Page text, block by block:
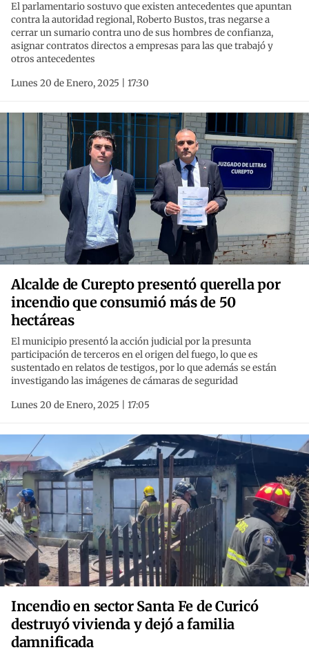
El parlamentario sostuvo que existen antecedentes que apuntan
contra la autoridad regional, Roberto Bustos, tras negarse a
cerrar un sumario contra uno de sus hombres de confianza,
asignar contratos directos a empresas para las que trabajó y
otros antecedentes
Lunes 20 de Enero, 2025 | 17:30
Alcalde de Curepto presentó querella por
incendio que consumió más de 50
hectáreas
El municipio presentó la acción judicial por la presunta
participación de terceros en el origen del fuego, lo que es
sustentado en relatos de testigos, por lo que además se están
investigando las imágenes de cámaras de seguridad
Lunes 20 de Enero, 2025 | 17:05
Incendio en sector Santa Fe de Curicó
destruyó vivienda y dejó a familia
damnificada